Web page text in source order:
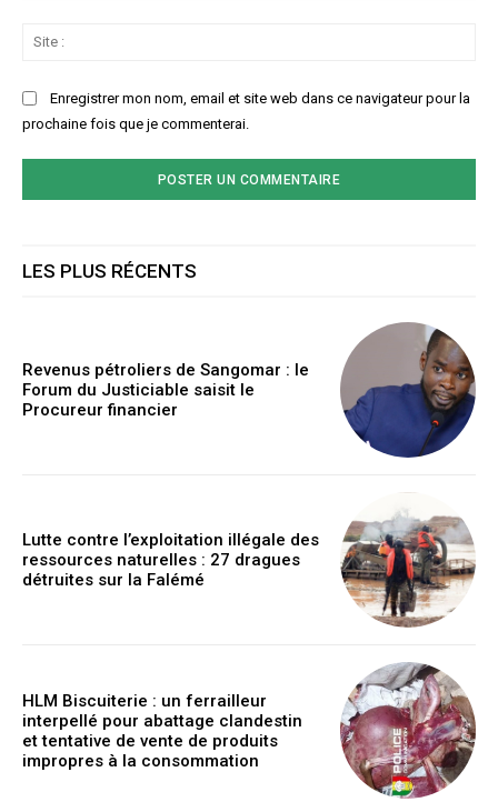
Enregistrer mon nom, email et site web dans ce navigateur pour la
prochaine fois que je commenterai.
LES PLUS RÉCENTS
Revenus pétroliers de Sangomar : le
Forum du Justiciable saisit le
Procureur financier
Lutte contre l’exploitation illégale des
ressources naturelles : 27 dragues
détruites sur la Falémé
HLM Biscuiterie : un ferrailleur
interpellé pour abattage clandestin
et tentative de vente de produits
impropres à la consommation